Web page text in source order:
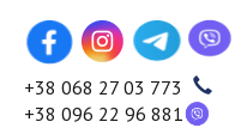
+38 068 27 03 773
+38 096 22 96 881